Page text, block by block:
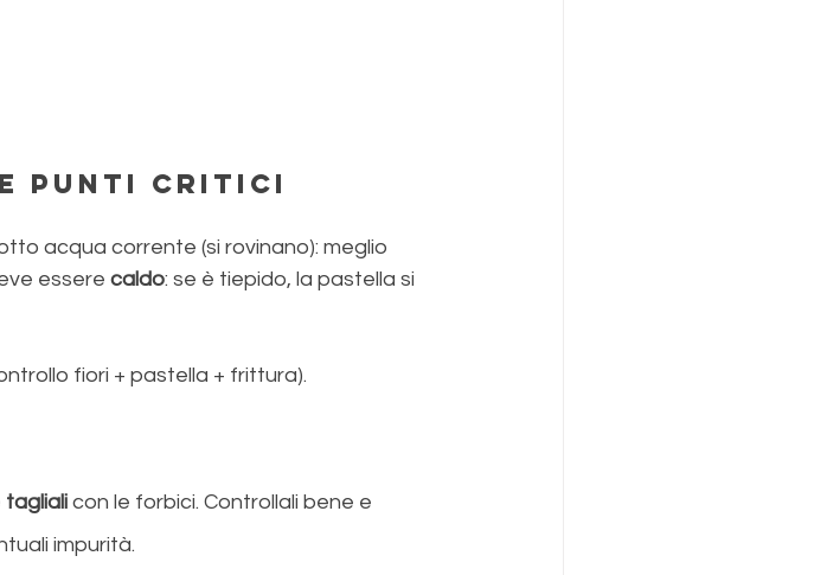
e punti critici
acqua corrente (si rovinano): meglio
essere caldo: se è tiepido, la pastella si
fiori + pastella + frittura).
tagliali con le forbici. Controllali bene e
impurità.